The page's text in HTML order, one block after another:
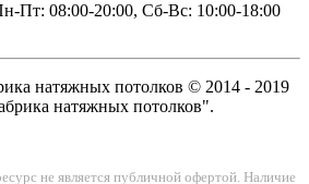
Пт: 08:00-20:00, Сб-Вс: 10:00-18:00
натяжных потолков © 2014 - 2019
натяжных потолков".
не является публичной офертой. Наличие